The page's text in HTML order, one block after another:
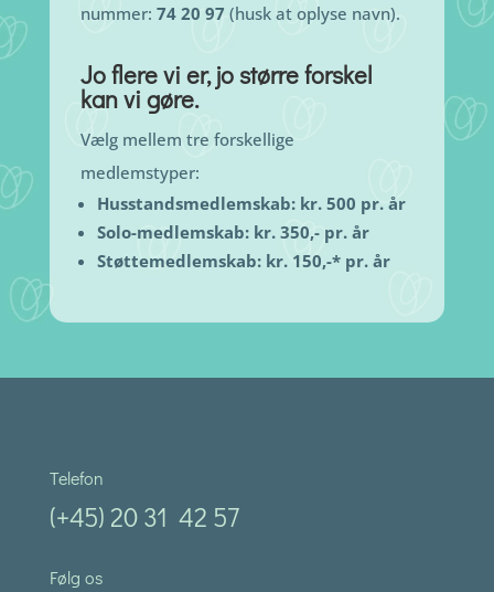
nummer: 74 20 97 (husk at oplyse navn).
Jo flere vi er, jo større forskel
kan vi gøre.
Vælg mellem tre forskellige
medlemstyper:
Husstandsmedlemskab: kr. 500 pr. år
Solo-medlemskab: kr. 350,- pr. år
Støttemedlemskab: kr. 150,-* pr. år
Telefon
(+45) 20 31 42 57
Følg os